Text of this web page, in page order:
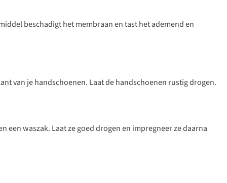
beschadigt het membraan en tast het ademend en
van je handschoenen. Laat de handschoenen rustig drogen.
waszak. Laat ze goed drogen en impregneer ze daarna